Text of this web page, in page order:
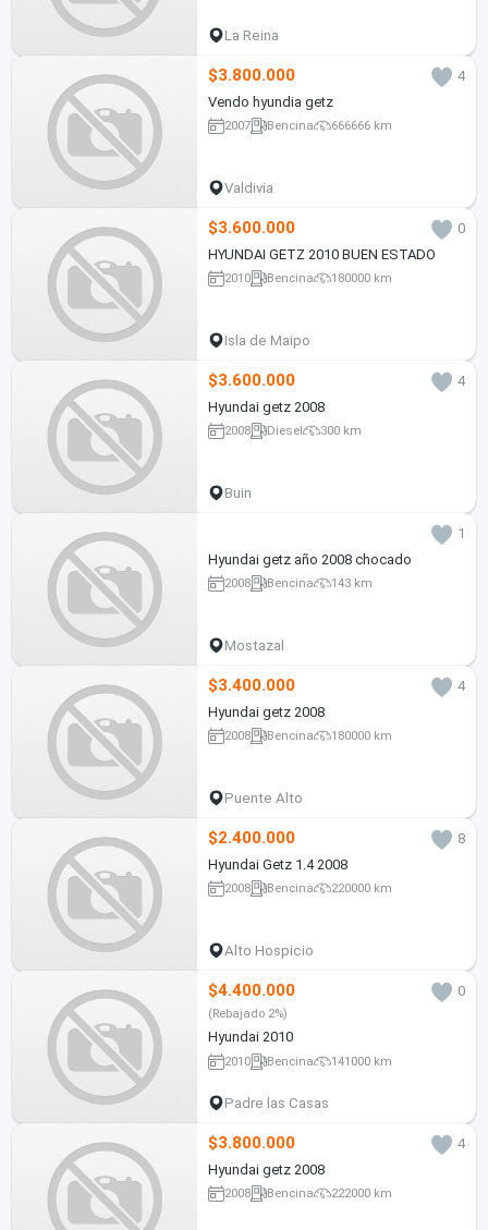
La Reina
$3.800.000
4
Vendo hyundia getz
2007 Bencina 666666 km
Valdivia
$3.600.000
0
HYUNDAI GETZ 2010 BUEN ESTADO
2010 Bencina 180000 km
Isla de Maipo
$3.600.000
4
Hyundai getz 2008
2008 Diesel 300 km
Buin
1
Hyundai getz año 2008 chocado
2008 Bencina 143 km
Mostazal
$3.400.000
4
Hyundai getz 2008
2008 Bencina 180000 km
Puente Alto
$2.400.000
8
Hyundai Getz 1.4 2008
2008 Bencina 220000 km
Alto Hospicio
$4.400.000 0
(Rebajado 2%)
Hyundai 2010
2010 Bencina 141000 km
Padre las Casas
$3.800.000
4
Hyundai getz 2008
2008 Bencina 222000 km